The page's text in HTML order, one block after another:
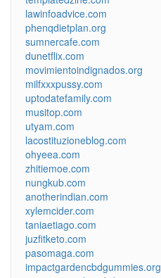
lawinfoadvice.com
phenqdietplan.org
sumnercafe.com
dunetflix.com
movimientoindignados.org
milfxxxpussy.com
uptodatefamily.com
musitop.com
utyam.com
lacostituzioneblog.com
ohyeea.com
zhitiemoe.com
nungkub.com
anotherindian.com
xylemcider.com
taniaetiago.com
juzfitketo.com
pasomaga.com
impactgardencbdgummies.org